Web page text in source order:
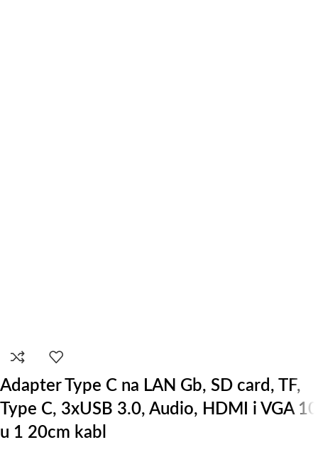
Adapter Type C na LAN Gb, SD card, TF,
Type C, 3xUSB 3.0, Audio, HDMI i VGA 10
u 1 20cm kabl